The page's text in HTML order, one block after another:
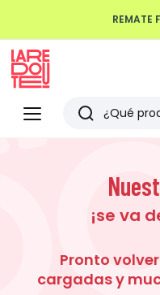
REMATE
Menu
Redoute
Buscar
Últimos
vistos
¡se va
Pronto
cargadas y